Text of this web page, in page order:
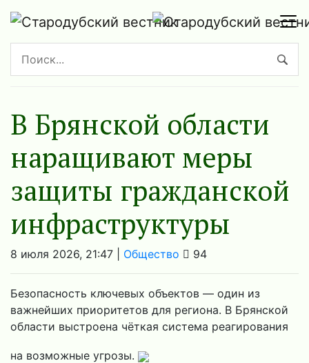
В Брянской области
наращивают меры
защиты гражданской
инфраструктуры
8 июля 2026, 21:47 | Общество 94
Безопасность ключевых объектов — один из
важнейших приоритетов для региона. В Брянской
области выстроена чёткая система реагирования
на возможные угрозы.